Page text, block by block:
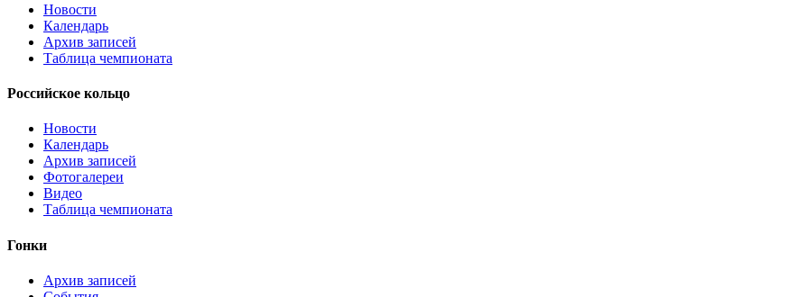
Новости
Календарь
Архив записей
Таблица чемпионата
Российское кольцо
Новости
Календарь
Архив записей
Фотогалереи
Видео
Таблица чемпионата
Гонки
Архив записей